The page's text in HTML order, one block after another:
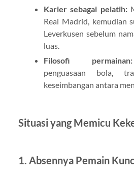
Karier sebagai pelatih:
Real Madrid, kemudian
Leverkusen sebelum
luas.
Filosofi permainan:
penguasaan bola,
keseimbangan antara
Situasi yang Memicu
1. Absennya Pemain